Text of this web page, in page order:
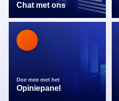
Chat met ons
Doe mee met het
Opiniepanel